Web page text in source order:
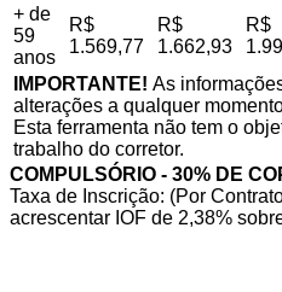
+ de
59
anos
R$
1.569,77
R$
1.662,93
R$
IMPORTANTE! As
alterações a qualquer
Esta ferramenta não tem o
trabalho do corretor.
COMPULSÓRIO - 30% DE
Taxa de Inscrição: (Por
acrescentar IOF de 2,38%